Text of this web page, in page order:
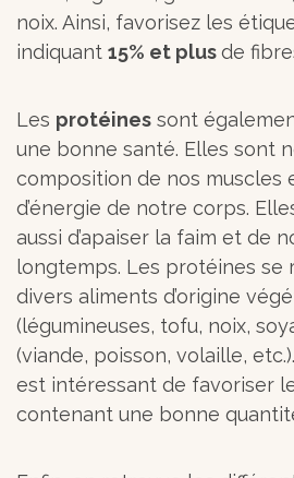
noix. Ainsi, favorisez les
indiquant 15% et plusde
Les protéines sont
une bonne santé. Elles sont
composition de nos muscles
d’énergie de notre corps.
aussi d’apaiser la faim et de
longtemps. Les protéines se
divers aliments d’origine
(légumineuses, tofu, noix,
(viande, poisson, volaille,
est intéressant de favoriser
contenant une bonne